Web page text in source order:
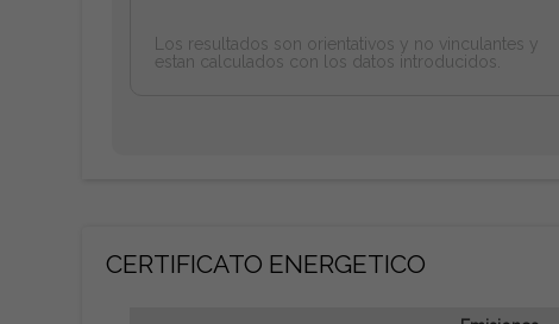
Los resultados son orientativos y no vinculantes y
estan calculados con los datos introducidos.
CERTIFICATO ENERGETICO